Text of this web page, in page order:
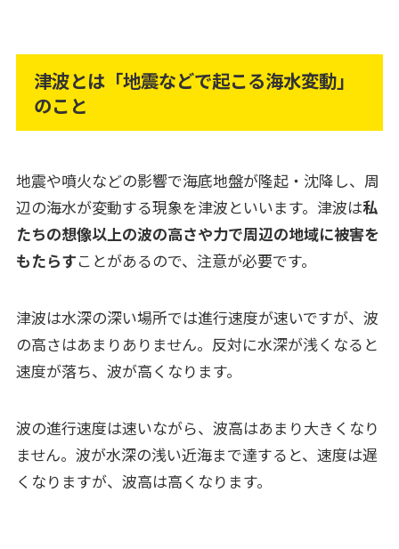
津波とは「地震などで起こる海水変動」
のこと
地震や噴火などの影響で海底地盤が隆起・沈降し、周
辺の海水が変動する現象を津波といいます。津波は私
たちの想像以上の波の高さや力で周辺の地域に被害を
もたらすことがあるので、注意が必要です。
津波は水深の深い場所では進行速度が速いですが、波
の高さはあまりありません。反対に水深が浅くなると
速度が落ち、波が高くなります。
波の進行速度は速いながら、波高はあまり大きくなり
ません。波が水深の浅い近海まで達すると、速度は遅
くなりますが、波高は高くなります。